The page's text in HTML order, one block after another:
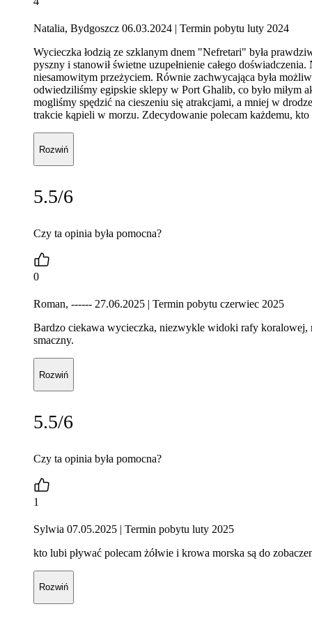
Natalia, Bydgoszcz 06.03.2024 | Termin pobytu luty 2024
Wycieczka łodzią ze szklanym dnem "Nefretari" była
pyszny i stanowił świetne uzupełnienie całego
niesamowitym przeżyciem. Równie zachwycająca była
odwiedziliśmy egipskie sklepy w Port Ghalib, co było miłym
mogliśmy spędzić na cieszeniu się atrakcjami, a mniej w
trakcie kąpieli w morzu. Zdecydowanie polecam każdemu,
Rozwiń
5.5/6
Czy ta opinia była pomocna?
0
Roman, ------ 27.06.2025 | Termin pobytu czerwiec 2025
Bardzo ciekawa wycieczka, niezwykle widoki rafy koralowej,
smaczny.
Rozwiń
5.5/6
Czy ta opinia była pomocna?
1
Sylwia 07.05.2025 | Termin pobytu luty 2025
kto lubi pływać polecam żółwie i krowa morska są do
Rozwiń